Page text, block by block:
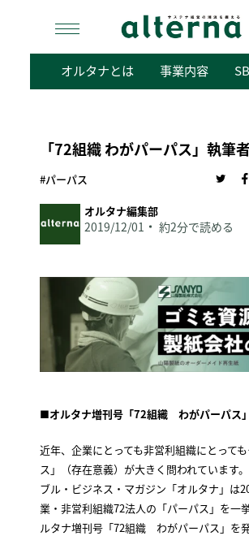
検
オルタナとは 事業内容
「72組織 わがパーパス」執筆
#パーパス
オルタナ編集部
2019/12/01 約2分で読める
■オルタナ増刊号「72組織 わがパーパス」
近年、企業にとっても非営利組織にとって
ス」（存在意義）が大きく問われています
ブル・ビジネス・マガジン「オルタナ」は
業・非営利組織72法人の「パーパス」を一
ルタナ増刊号「72組織 わがパーパス」を